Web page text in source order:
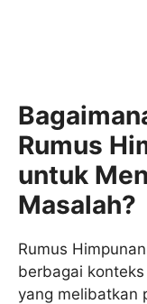
Rumus
untuk
Masalah?
Rumus
berbagai
yang melibatkan